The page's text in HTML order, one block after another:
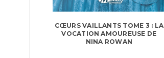
CŒURS VAILLANTS TOME 3 : LA
VOCATION AMOUREUSE DE
NINA ROWAN